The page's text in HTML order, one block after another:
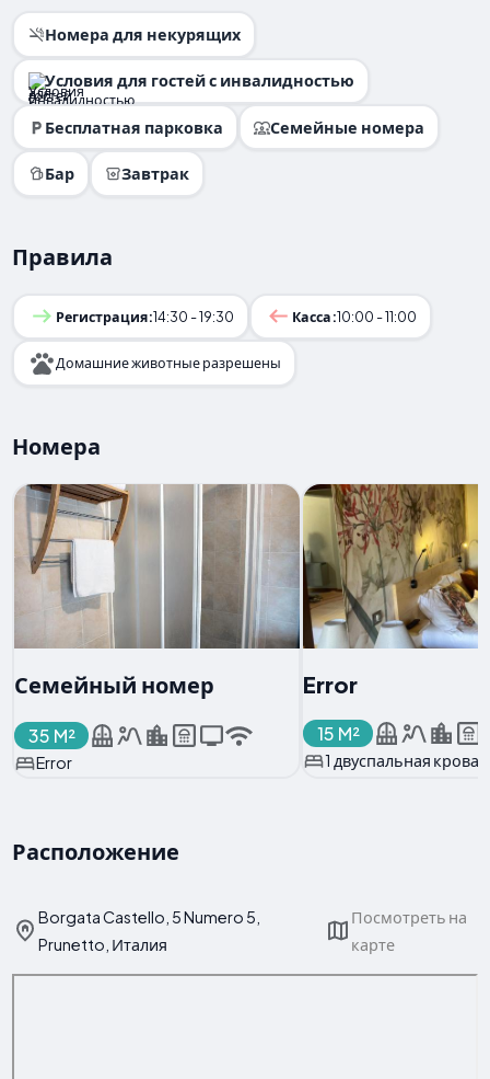
Номера для некурящих
Условия для гостей с инвалидностью
Бесплатная парковка Семейные номера
Бар Завтрак
Правила
Регистрация:14:30 - 19:30 Касса:10:00 - 11:00
Домашние животные разрешены
Номера
Семейный номер
35 M²
Error
Error
15 M²
1 двуспальная
Расположение
Borgata Castello, 5 Numero 5,
Prunetto, Италия
Посмотреть на
карте